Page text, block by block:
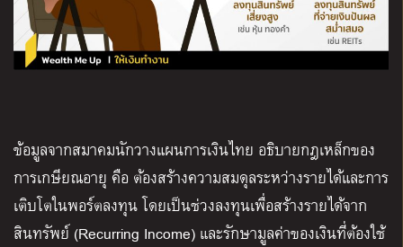
ข้อมูลจากสมาคมนักวางแผนการเงินไทย อธิบายกฎเหล็กของ
การเกษียณอายุ คือ ต้องสร้างความสมดุลระหว่างรายได้และการ
เติบโตในพอร์ตลงทุน โดยเป็นช่วงลงทุนเพื่อสร้างรายได้จาก
สินทรัพย์(Recurring Income) และรักษามูลค่าของเงินที่ต้องใช้